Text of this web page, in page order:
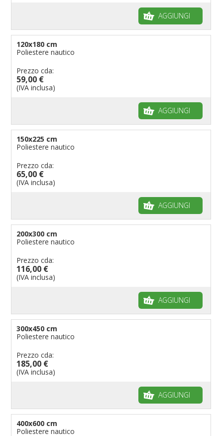
AGGIUNGI
120x180 cm
Poliestere nautico
Prezzo cda:
59,00 €
(IVA inclusa)
AGGIUNGI
150x225 cm
Poliestere nautico
Prezzo cda:
65,00 €
(IVA inclusa)
AGGIUNGI
200x300 cm
Poliestere nautico
Prezzo cda:
116,00 €
(IVA inclusa)
AGGIUNGI
300x450 cm
Poliestere nautico
Prezzo cda:
185,00 €
(IVA inclusa)
AGGIUNGI
400x600 cm
Poliestere nautico